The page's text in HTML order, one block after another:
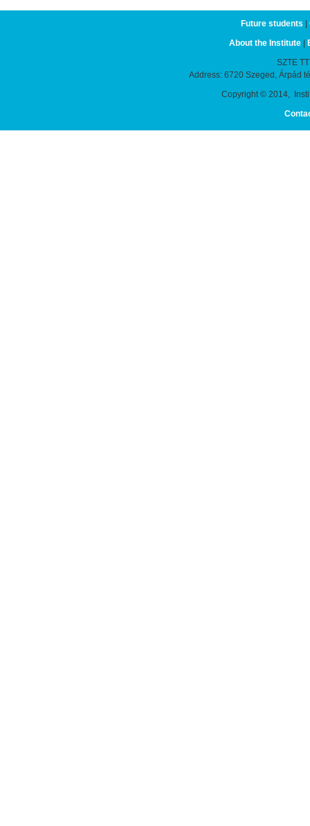
Future students |
About the Institute |
SZTE
Address: 6720 Szeged, Árpád
Copyright © 2014,